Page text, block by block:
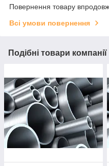
Повернення товару
Всі умови повернення
Подібні товари компанії